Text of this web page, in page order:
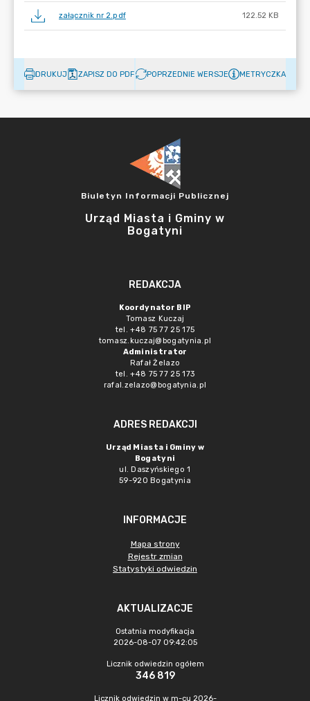
załącznik nr 2.pdf 122.52 KB
DRUKUJ ZAPISZ DO PDF POPRZEDNIE WERSJE METRYCZKA
Biuletyn Informacji Publicznej
Urząd Miasta i Gminy w
Bogatyni
REDAKCJA
Koordynator BIP
Tomasz Kuczaj
tel. +48 75 77 25 175
tomasz.kuczaj@bogatynia.pl
Administrator
Rafał Żelazo
tel. +48 75 77 25 173
rafal.zelazo@bogatynia.pl
ADRES REDAKCJI
Urząd Miasta i Gminy w
Bogatyni
ul. Daszyńskiego 1
59-920 Bogatynia
INFORMACJE
Mapa strony
Rejestr zmian
Statystyki odwiedzin
AKTUALIZACJE
Ostatnia modyfikacja
2026-08-07 09:42:05
Licznik odwiedzin ogółem
346 819
Licznik odwiedzin w m-cu 2026-